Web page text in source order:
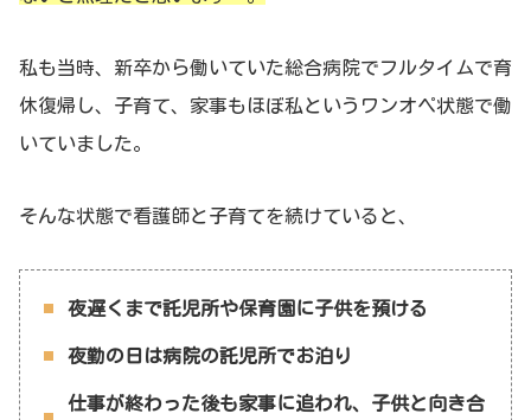
私も当時、新卒から働いていた総合病院でフルタイムで育
休復帰し、子育て、家事もほぼ私というワンオペ状態で働
いていました。
そんな状態で看護師と子育てを続けていると、
夜遅くまで託児所や保育園に子供を預ける
夜勤の日は病院の託児所でお泊り
仕事が終わった後も家事に追われ、子供と向き合